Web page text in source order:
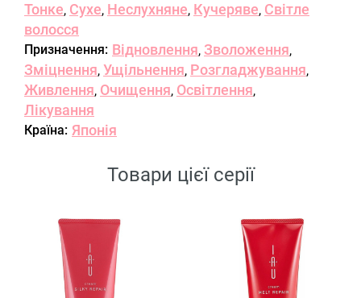
Тонке, Сухе, Неслухняне, Кучеряве, Світле
волосся
Призначення: Відновлення, Зволоження,
Зміцнення, Ущільнення, Розгладжування,
Живлення, Очищення, Освітлення,
Лікування
Країна: Японія
Товари цієї серії